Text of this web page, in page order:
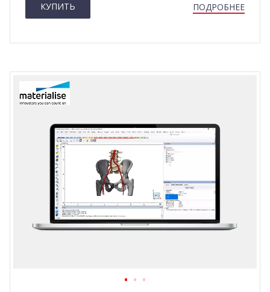
КУПИТЬ ПОДРОБНЕЕ